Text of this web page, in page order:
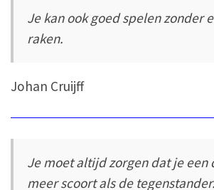
Je kan ook goed spelen zonder
raken.
Johan Cruijff
Je moet altijd zorgen dat je een
meer scoort als de tegenstander.